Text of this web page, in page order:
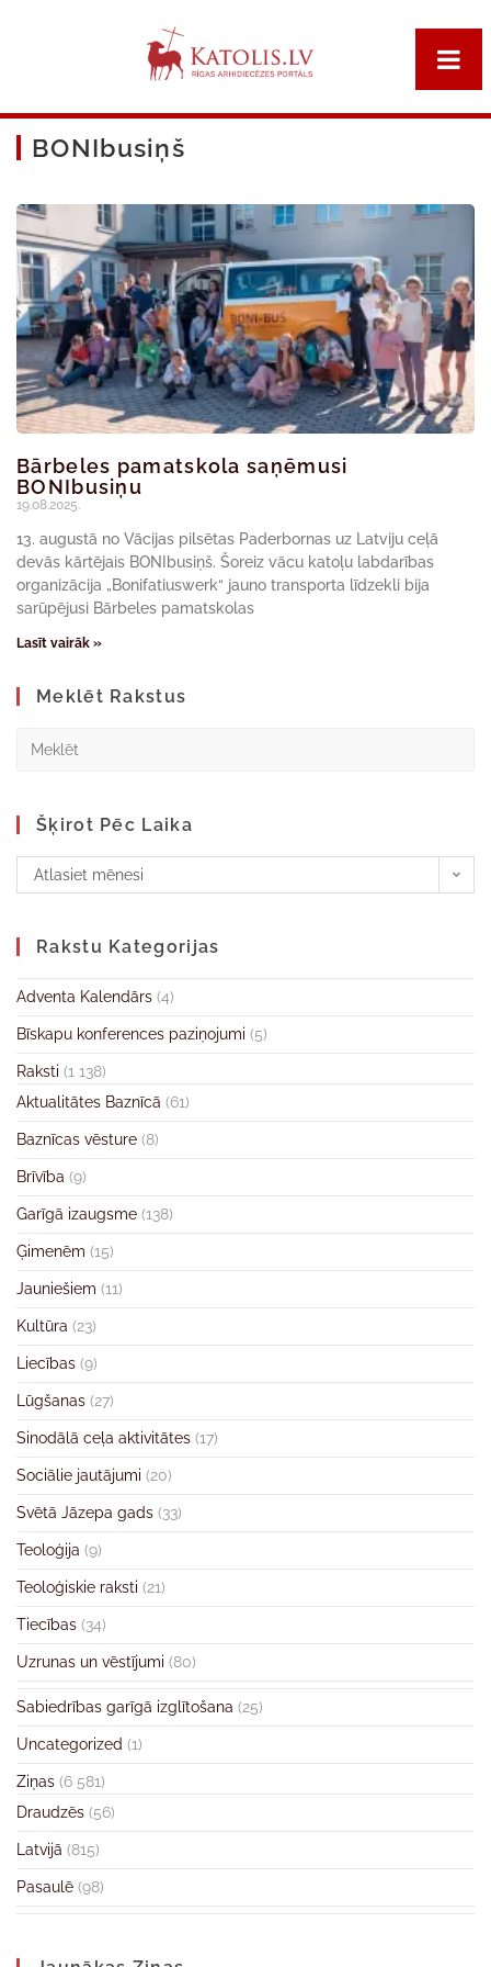
BONIbusiņš
Bārbeles pamatskola saņēmusi
BONIbusiņu
19.08.2025.
13. augustā no Vācijas pilsētas Paderbornas uz Latviju ceļā
devās kārtējais BONIbusiņš. Šoreiz vācu katoļu labdarības
organizācija „Bonifatiuswerk“ jauno transporta līdzekli bija
sarūpējusi Bārbeles pamatskolas
Lasīt vairāk »
Meklēt Rakstus
Šķirot Pēc Laika
Atlasiet mēnesi
Rakstu Kategorijas
Adventa Kalendārs (4)
Bīskapu konferences paziņojumi (5)
Raksti (1 138)
Aktualitātes Baznīcā (61)
Baznīcas vēsture (8)
Brīvība (9)
Garīgā izaugsme (138)
Ģimenēm (15)
Jauniešiem (11)
Kultūra (23)
Liecības (9)
Lūgšanas (27)
Sinodālā ceļa aktivitātes (17)
Sociālie jautājumi (20)
Svētā Jāzepa gads (33)
Teoloģija (9)
Teoloģiskie raksti (21)
Tiecības (34)
Uzrunas un vēstījumi (80)
Sabiedrības garīgā izglītošana (25)
Uncategorized (1)
Ziņas (6 581)
Draudzēs (56)
Latvijā (815)
Pasaulē (98)